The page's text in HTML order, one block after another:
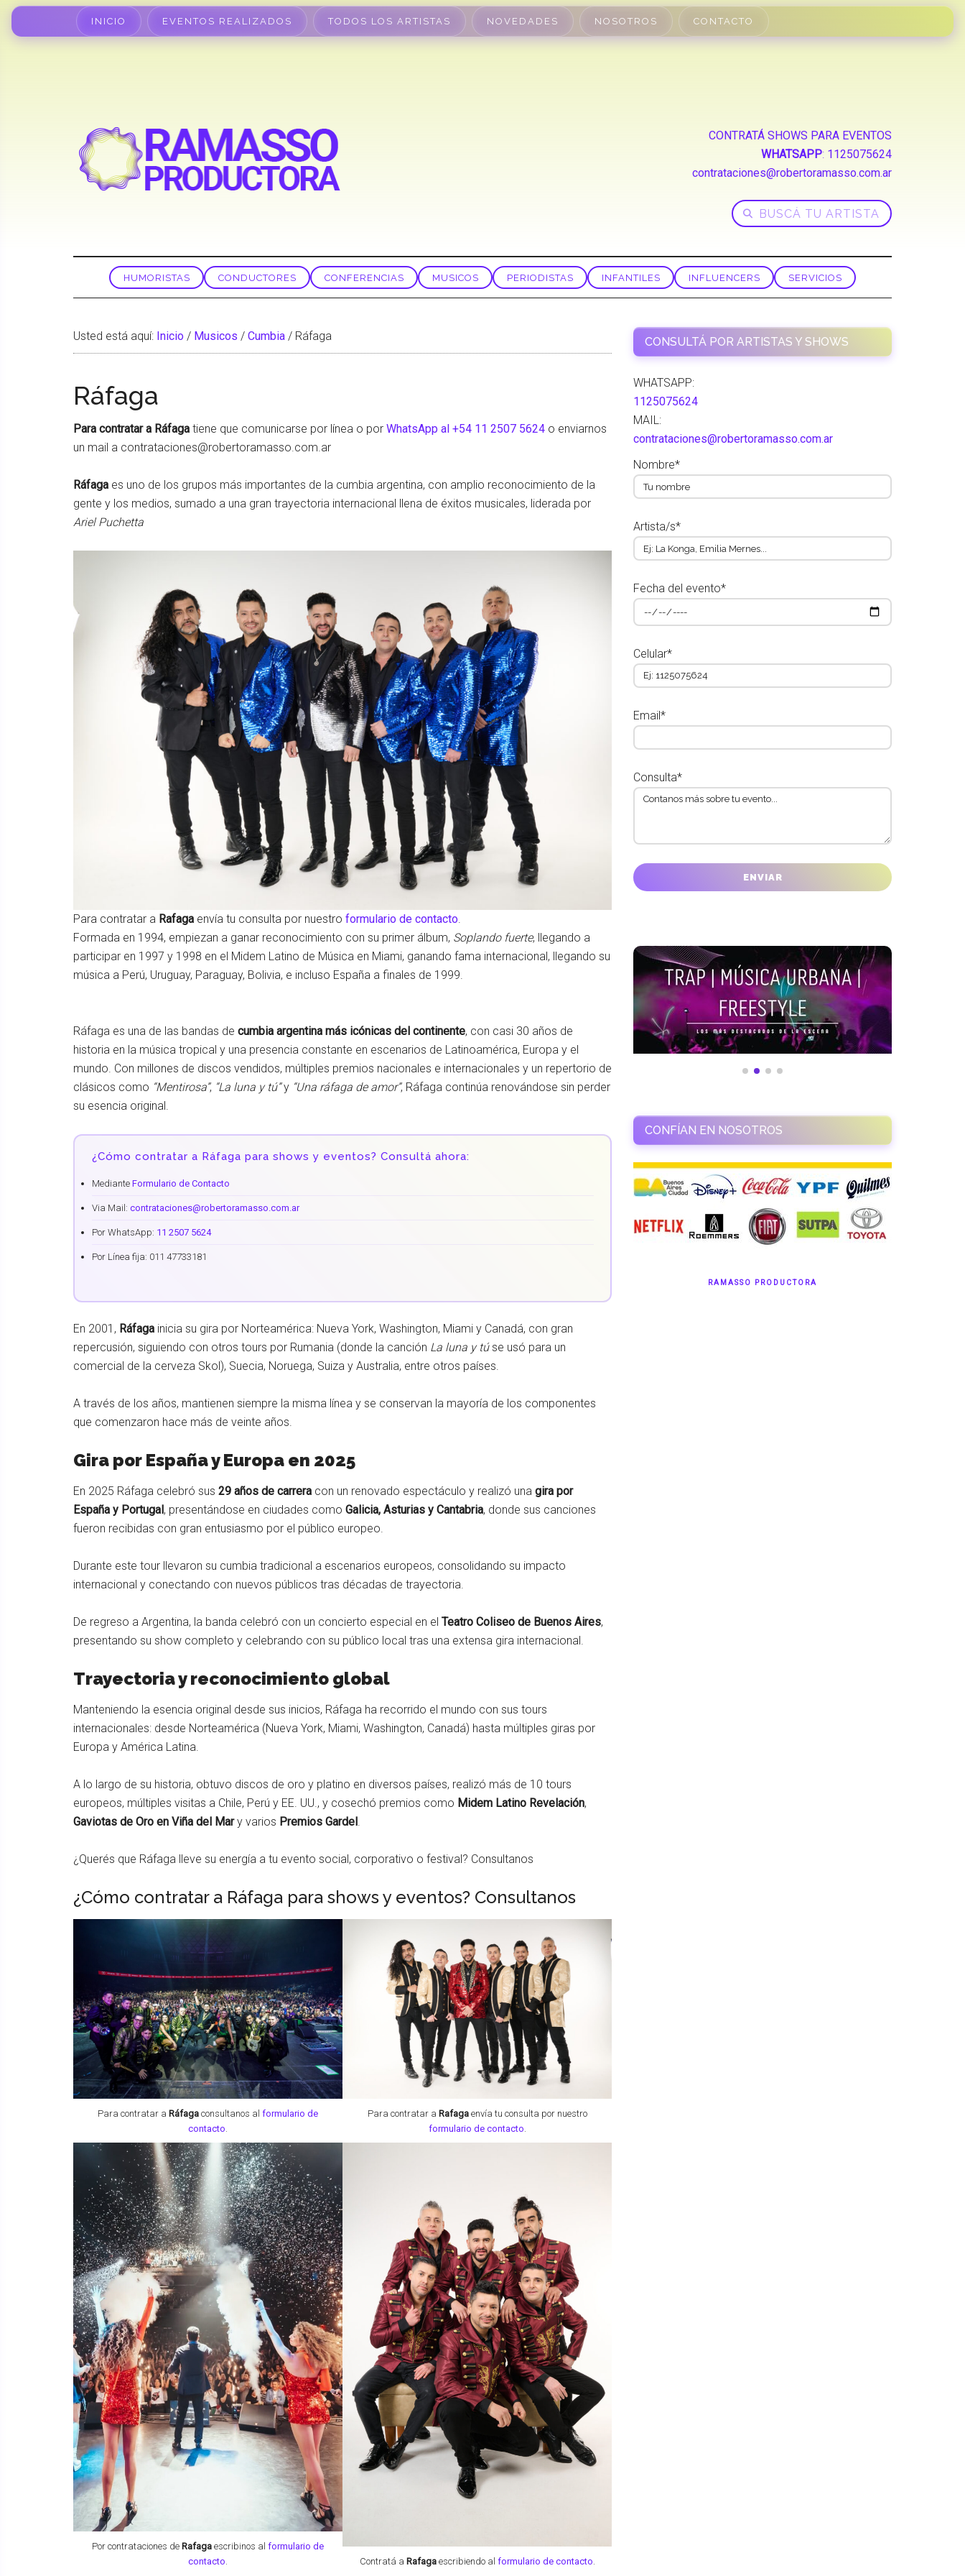
INICIO EVENTOS REALIZADOS TODOS LOS ARTISTAS NOVEDADES NOSOTROS CONTACTO
CONTRATÁ SHOWS PARA EVENTOS
WHATSAPP: 1125075624
contrataciones@robertoramasso.com.ar
HUMORISTAS CONDUCTORES CONFERENCIAS MUSICOS PERIODISTAS INFANTILES INFLUENCERS SERVICIOS
Usted está aquí: Inicio / Musicos / Cumbia / Ráfaga
Ráfaga
Para contratar a Ráfaga tiene que comunicarse por línea o por WhatsApp al +54 11 2507 5624 o enviarnos
un mail a contrataciones@robertoramasso.com.ar
Ráfaga es uno de los grupos más importantes de la cumbia argentina, con amplio reconocimiento de la
gente y los medios, sumado a una gran trayectoria internacional llena de éxitos musicales, liderada por
Ariel Puchetta
Para contratar a Rafaga envía tu consulta por nuestro formulario de contacto.
Formada en 1994, empiezan a ganar reconocimiento con su primer álbum, Soplando fuerte, llegando a
participar en 1997 y 1998 en el Midem Latino de Música en Miami, ganando fama internacional, llegando su
música a Perú, Uruguay, Paraguay, Bolivia, e incluso España a finales de 1999.
Ráfaga es una de las bandas de cumbia argentina más icónicas del continente, con casi 30 años de
historia en la música tropical y una presencia constante en escenarios de Latinoamérica, Europa y el
mundo. Con millones de discos vendidos, múltiples premios nacionales e internacionales y un repertorio de
clásicos como “Mentirosa”, “La luna y tú”y “Una ráfaga de amor”, Ráfaga continúa renovándose sin perder
su esencia original.
¿Cómo contratar a Ráfaga para shows y eventos? Consultá ahora:
Mediante Formulario de Contacto
Via Mail: contrataciones@robertoramasso.com.ar
Por WhatsApp: 11 2507 5624
Por Línea fija: 011 47733181
En 2001, Ráfaga inicia su gira por Norteamérica: Nueva York, Washington, Miami y Canadá, con gran
repercusión, siguiendo con otros tours por Rumania (donde la canción La luna y túse usó para un
comercial de la cerveza Skol), Suecia, Noruega, Suiza y Australia, entre otros países.
A través de los años, mantienen siempre la misma línea y se conservan la mayoría de los componentes
que comenzaron hace más de veinte años.
Gira por España y Europa en 2025
En 2025 Ráfaga celebró sus 29 años de carrera con un renovado espectáculo y realizó una gira por
España y Portugal, presentándose en ciudades como Galicia, Asturias y Cantabria, donde sus canciones
fueron recibidas con gran entusiasmo por el público europeo.
Durante este tour llevaron su cumbia tradicional a escenarios europeos, consolidando su impacto
internacional y conectando con nuevos públicos tras décadas de trayectoria.
De regreso a Argentina, la banda celebró con un concierto especial en el Teatro Coliseo de Buenos Aires,
presentando su show completo y celebrando con su público local tras una extensa gira internacional.
Trayectoria y reconocimiento global
Manteniendo la esencia original desde sus inicios, Ráfaga ha recorrido el mundo con sus tours
internacionales: desde Norteamérica (Nueva York, Miami, Washington, Canadá) hasta múltiples giras por
Europa y América Latina.
A lo largo de su historia, obtuvo discos de oro y platino en diversos países, realizó más de 10 tours
europeos, múltiples visitas a Chile, Perú y EE. UU., y cosechó premios como Midem Latino Revelación,
Gaviotas de Oro en Viña del Mary varios Premios Gardel.
¿Querés que Ráfaga lleve su energía a tu evento social, corporativo o festival? Consultanos
¿Cómo contratar a Ráfaga para shows y eventos? Consultanos
Para contratar a Ráfaga consultanos al formulario de
contacto.
Para contratar a Rafagaenvía tu consulta por nuestro
formulario de contacto.
Por contrataciones de Rafaga escribinos al formulario de
contacto. Contratá a Rafagaescribiendo al formulario de contacto.
CONSULTÁ POR ARTISTAS Y SHOWS
WHATSAPP:
1125075624
MAIL:
contrataciones@robertoramasso.com.ar
Nombre*
Artista/s*
Fecha del evento*
Celular*
Email*
Consulta*
CONFÍAN EN NOSOTROS
RAMASSO PRODUCTORA